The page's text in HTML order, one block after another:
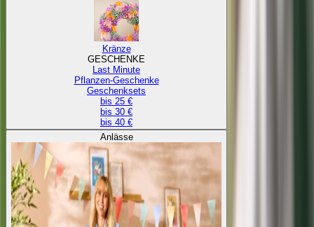
Kränze
GESCHENKE
Last Minute
Pflanzen-Geschenke
Geschenksets
bis 25 €
bis 30 €
bis 40 €
Anlässe